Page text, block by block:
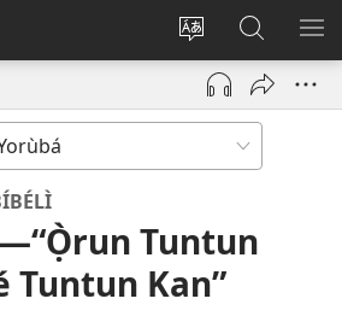
Yí
èdè
ìkànnì
pa
Wọlé
(opens
window)
Wa
JW.ORG
Tuntun
Tuntun Kan”